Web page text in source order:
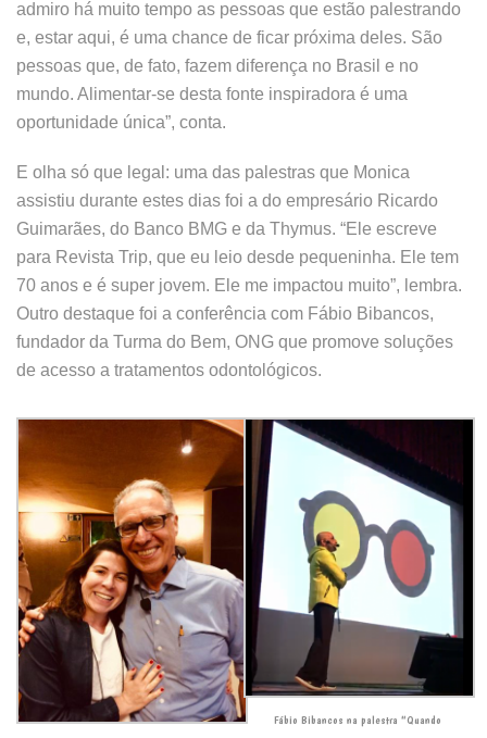
admiro há muito tempo as pessoas que estão palestrando
e, estar aqui, é uma chance de ficar próxima deles. São
pessoas que, de fato, fazem diferença no Brasil e no
mundo. Alimentar-se desta fonte inspiradora é uma
oportunidade única”, conta.
E olha só que legal: uma das palestras que Monica
assistiu durante estes dias foi a do empresário Ricardo
Guimarães, do Banco BMG e da Thymus. “Ele escreve
para Revista Trip, que eu leio desde pequeninha. Ele tem
70 anos e é super jovem. Ele me impactou muito”, lembra.
Outro destaque foi a conferência com Fábio Bibancos,
fundador da Turma do Bem, ONG que promove soluções
de acesso a tratamentos odontológicos.
Fábio Bibancos na palestra “Quando